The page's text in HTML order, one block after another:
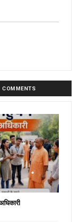
COMMENTS